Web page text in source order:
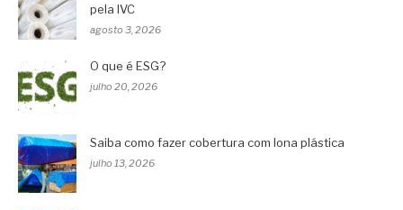
pela IVC
agosto 3, 2026
O que é ESG?
julho 20, 2026
Saiba como fazer cobertura com lona plástica
julho 13, 2026